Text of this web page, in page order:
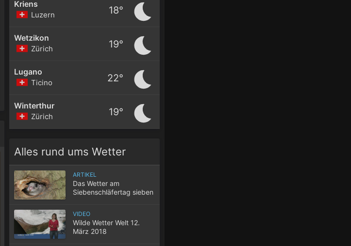
Kriens
Luzern 18°
Wetzikon
Zürich 19°
Lugano
Ticino 22°
Winterthur
Zürich 19°
Alles rund ums Wetter
ARTIKEL
Das Wetter am
Siebenschläfertag sieben
VIDEO
Wilde Wetter Welt 12.
März 2018